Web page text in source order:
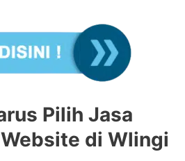
Pilih Jasa
di Wlingi